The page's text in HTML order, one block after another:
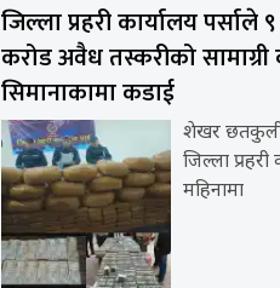
जिल्ला प्रहरी कार्यालय पर्साले
करोड अवैध तस्करीको सामाग्री
सिमानाकामा कडाई
शेखर
जिल्ला प्रहरी
महिनामा